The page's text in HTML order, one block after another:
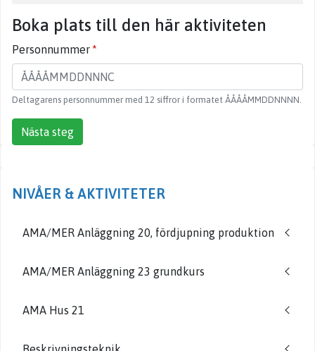
Boka plats till den här aktiviteten
Personnummer
Deltagarens personnummer med 12 siffror i formatet ÅÅÅÅMMDDNNNN.
Nästa steg
NIVÅER & AKTIVITETER
AMA/MER Anläggning 20, fördjupning produktion
AMA/MER Anläggning 23 grundkurs
AMA Hus 21